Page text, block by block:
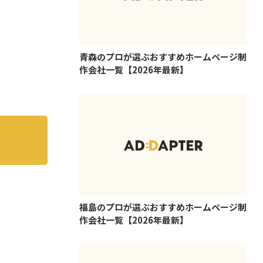
青森のプロが選ぶおすすめホームページ制
作会社一覧【2026年最新】
福島のプロが選ぶおすすめホームページ制
作会社一覧【2026年最新】